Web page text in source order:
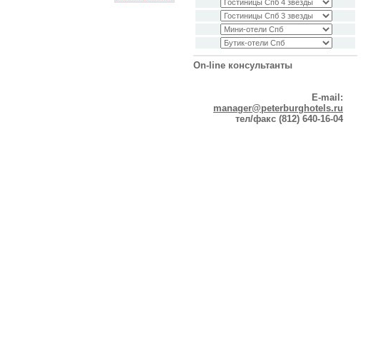
On-line консультанты
E-mail:
manager@peterburghotels.ru
тел/факс (812) 640-16-04